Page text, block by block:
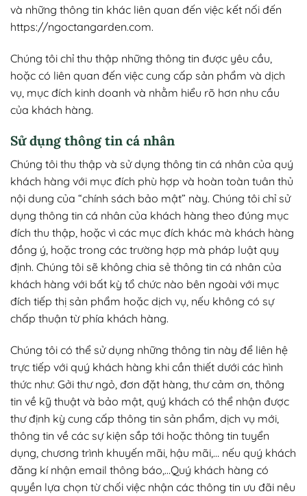
và những thông tin khác liên quan đến việc kết nối đến
https://ngoctangarden.com.
Chúng tôi chỉ thu thập những thông tin được yêu cầu,
hoặc có liên quan đến việc cung cấp sản phẩm và dịch
vụ, mục đích kinh doanh và nhằm hiểu rõ hơn nhu cầu
của khách hàng.
Sử dụng thông tin cá nhân
Chúng tôi thu thập và sử dụng thông tin cá nhân của quý
khách hàng với mục đích phù hợp và hoàn toàn tuân thủ
nội dung của “chính sách bảo mật” này. Chúng tôi chỉ sử
dụng thông tin cá nhân của khách hàng theo đúng mục
đích thu thập, hoặc vì các mục đích khác mà khách hàng
đồng ý, hoặc trong các trường hợp mà pháp luật quy
định. Chúng tôi sẽ không chia sẻ thông tin cá nhân của
khách hàng với bất kỳ tổ chức nào bên ngoài với mục
đích tiếp thị sản phẩm hoặc dịch vụ, nếu không có sự
chấp thuận từ phía khách hàng.
Chúng tôi có thể sử dụng những thông tin này để liên hệ
trực tiếp với quý khách hàng khi cần thiết dưới các hình
thức như: Gởi thư ngỏ, đơn đặt hàng, thư cảm ơn, thông
tin về kỹ thuật và bảo mật, quý khách có thể nhận được
thư định kỳ cung cấp thông tin sản phẩm, dịch vụ mới,
thông tin về các sự kiện sắp tới hoặc thông tin tuyển
dụng, chương trình khuyến mãi, hậu mãi,… nếu quý khách
đăng kí nhận email thông báo,…Quý khách hàng có
quyền lựa chọn từ chối việc nhận các thông tin ưu đãi nêu